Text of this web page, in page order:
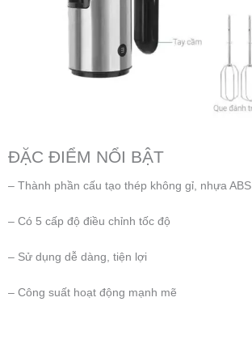
ĐẶC ĐIỂM NỔI BẬT
– Thành phần cấu tạo thép không gỉ, nhựa ABS
– Có 5 cấp độ điều chỉnh tốc độ
– Sử dụng dễ dàng, tiện lợi
– Công suất hoạt động mạnh mẽ